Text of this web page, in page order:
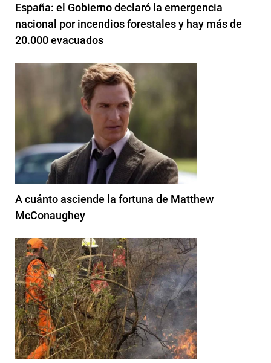
España: el Gobierno declaró la emergencia
nacional por incendios forestales y hay más de
20.000 evacuados
A cuánto asciende la fortuna de Matthew
McConaughey